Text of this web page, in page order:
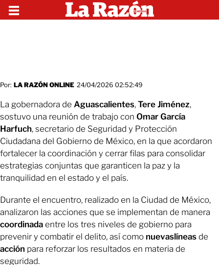
Por: LA RAZÓN ONLINE 24/04/2026 02:52:49
La gobernadora de Aguascalientes, Tere Jiménez,
sostuvo una reunión de trabajo con Omar García
Harfuch, secretario de Seguridad y Protección
Ciudadana del Gobierno de México, en la que acordaron
fortalecer la coordinación y cerrar filas para consolidar
estrategias conjuntas que garanticen la paz y la
tranquilidad en el estado y el país.
Durante el encuentro, realizado en la Ciudad de México,
analizaron las acciones que se implementan de manera
coordinada entre los tres niveles de gobierno para
prevenir y combatir el delito, así como nuevaslíneas de
acción para reforzar los resultados en materia de
seguridad.